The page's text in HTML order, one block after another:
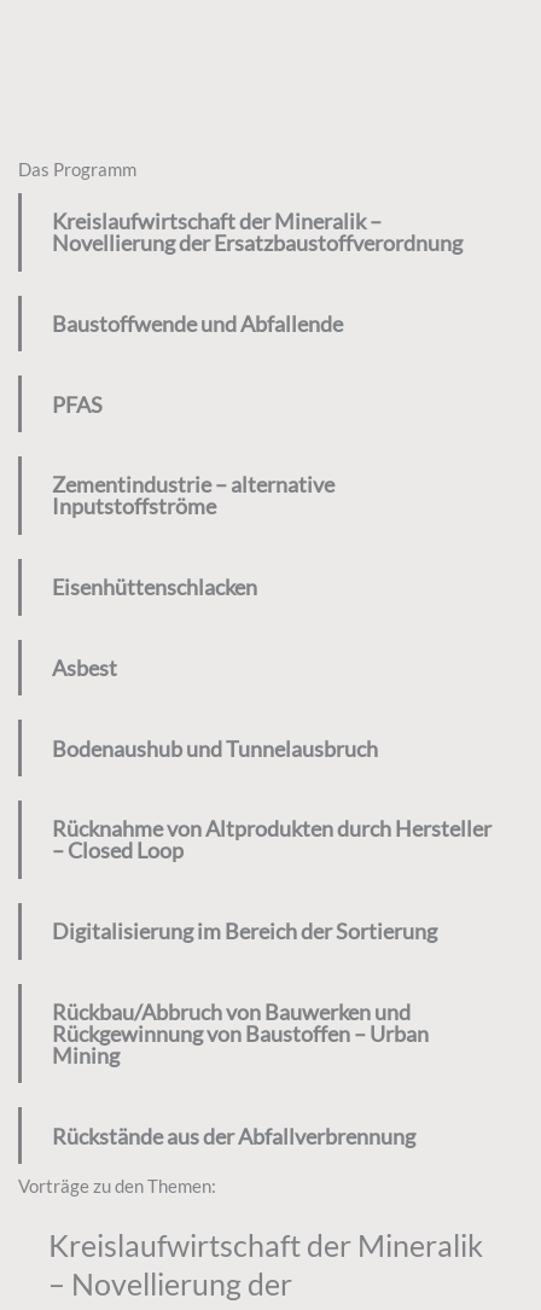
Das Programm
Kreislaufwirtschaft der Mineralik –
Novellierung der Ersatzbaustoffverordnung
Baustoffwende und Abfallende
PFAS
Zementindustrie – alternative
Inputstoffströme
Eisenhüttenschlacken
Asbest
Bodenaushub und Tunnelausbruch
Rücknahme von Altprodukten durch Hersteller
– Closed Loop
Digitalisierung im Bereich der Sortierung
Rückbau/Abbruch von Bauwerken und
Rückgewinnung von Baustoffen – Urban
Mining
Rückstände aus der Abfallverbrennung
Vorträge zu den Themen:
Kreislaufwirtschaft der Mineralik
– Novellierung der